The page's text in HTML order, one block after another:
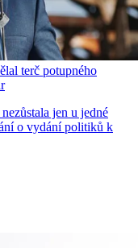
terč potupného
jen u jedné
o vydání politiků k